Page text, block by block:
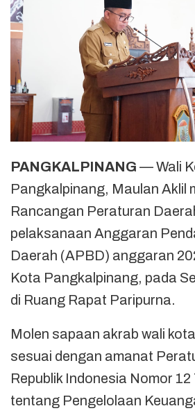
PANGKALPINANG — Wali
Pangkalpinang, Maulan Aklil
Rancangan Peraturan
pelaksanaan Anggaran
Daerah (APBD) anggaran
Kota Pangkalpinang, pada
di Ruang Rapat Paripurna.
Molen sapaan akrab wali
sesuai dengan amanat
Republik Indonesia Nomor 12
tentang Pengelolaan